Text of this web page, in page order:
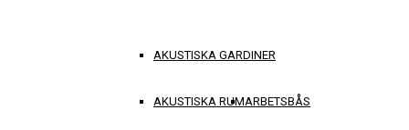
AKUSTISKA GARDINER
AKUSTISKA RUMARBETSBÅS